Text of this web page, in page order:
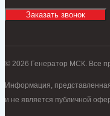
Заказать звонок
© 2026 Генератор МСК. Все
Информация,
и не является публичной